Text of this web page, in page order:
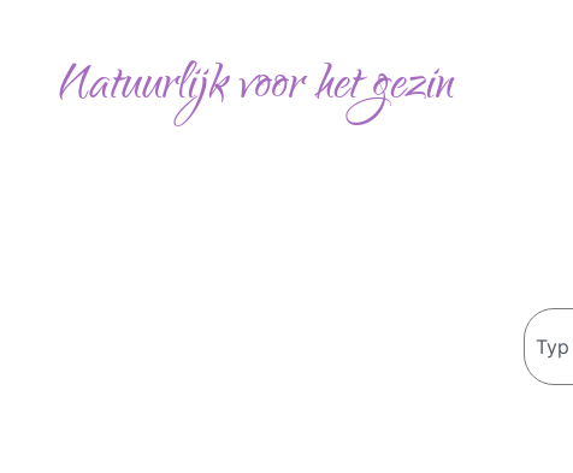
Natuurlijk voor het gezin
Zoeken